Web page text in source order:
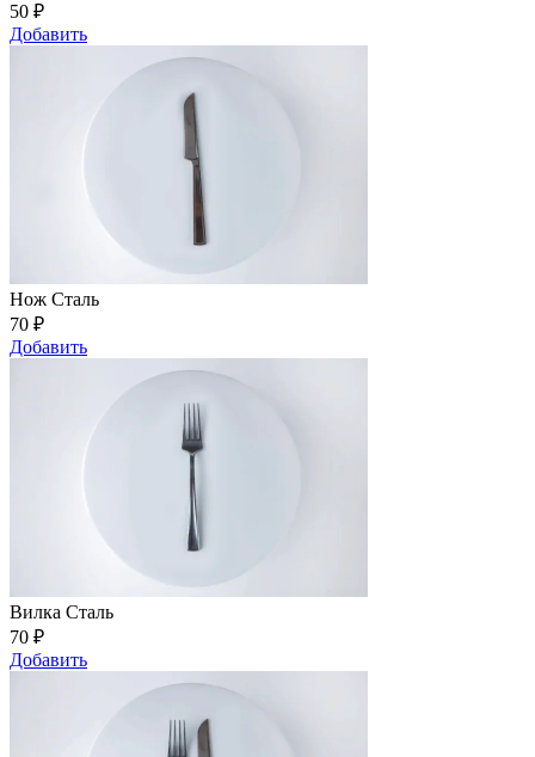
50 ₽
Добавить
Нож Сталь
70 ₽
Добавить
Вилка Сталь
70 ₽
Добавить